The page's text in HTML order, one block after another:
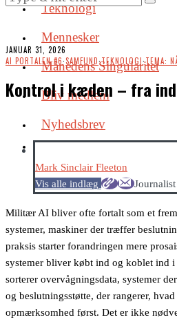
Teknologi
Mennesker
Månedens Singularitet
Bliv medlem
Nyhedsbrev
JANUAR 31, 2026
AI PORTALEN #6·SAMFUND·TEKNOLOGI·TEMA:
Kontrol i kæden – fra
Mark Sinclair Fleeton
Vis alle indlæg
Journalist
Militær AI bliver ofte fortalt som et
systemer, maskiner der træffer
praksis starter forandringen mere
systemer bliver købt ind og koblet ind
sorterer overvågningsdata, systemer
og beslutningsstøtte, der rangerer,
opmærksomhed først. Det er ikke